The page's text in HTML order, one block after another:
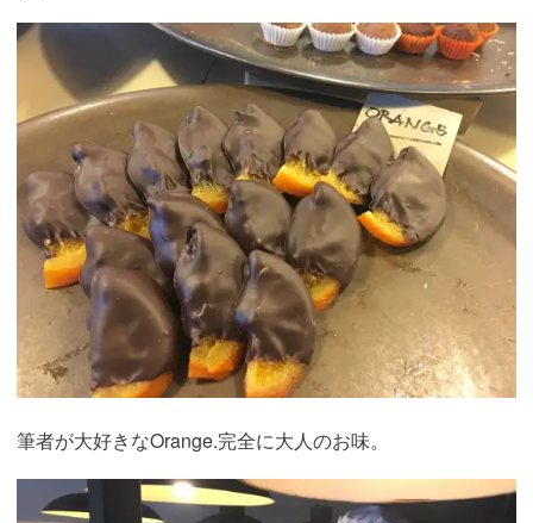
筆者が大好きなOrange.完全に大人のお味。